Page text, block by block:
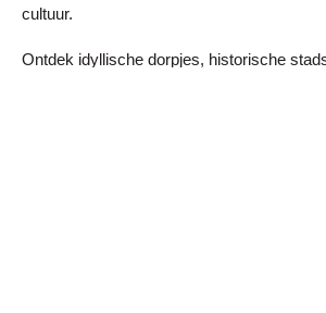
cultuur.
Ontdek idyllische dorpjes, historische